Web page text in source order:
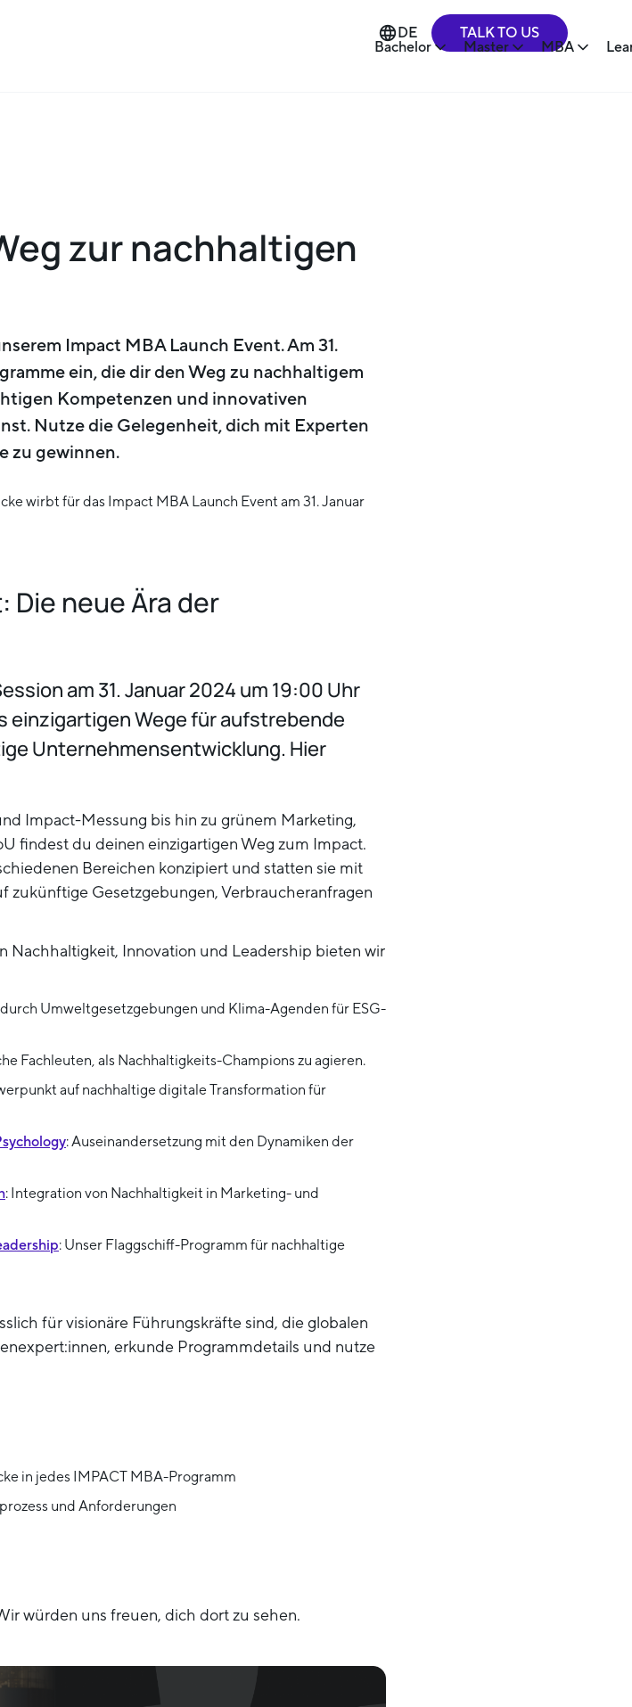
Bachelor Master MBA
DE TALK TO US
zur nachhaltigen
Impact MBA Launch Event. Am 31.
ein, die dir den Weg zu nachhaltigem
Kompetenzen und innovativen
Nutze die Gelegenheit, dich mit Experten
zu gewinnen.
Die neue Ära der
am 31. Januar 2024 um 19:00 Uhr
einzigartigen Wege für aufstrebende
Unternehmensentwicklung. Hier
Impact-Messung bis hin zu grünem Marketing,
findest du deinen einzigartigen Weg zum Impact.
Bereichen konzipiert und statten sie mit
zukünftige Gesetzgebungen, Verbraucheranfragen
Nachhaltigkeit, Innovation und Leadership bieten wir
Umweltgesetzgebungen und Klima-Agenden für ESG-
Fachleuten, als Nachhaltigkeits-Champions zu agieren.
auf nachhaltige digitale Transformation für
: Auseinandersetzung mit den Dynamiken der
: Integration von Nachhaltigkeit in Marketing- und
: Unser Flaggschiff-Programm für nachhaltige
für visionäre Führungskräfte sind, die globalen
erkunde Programmdetails und nutze
in jedes IMPACT MBA-Programm
und Anforderungen
würden uns freuen, dich dort zu sehen.